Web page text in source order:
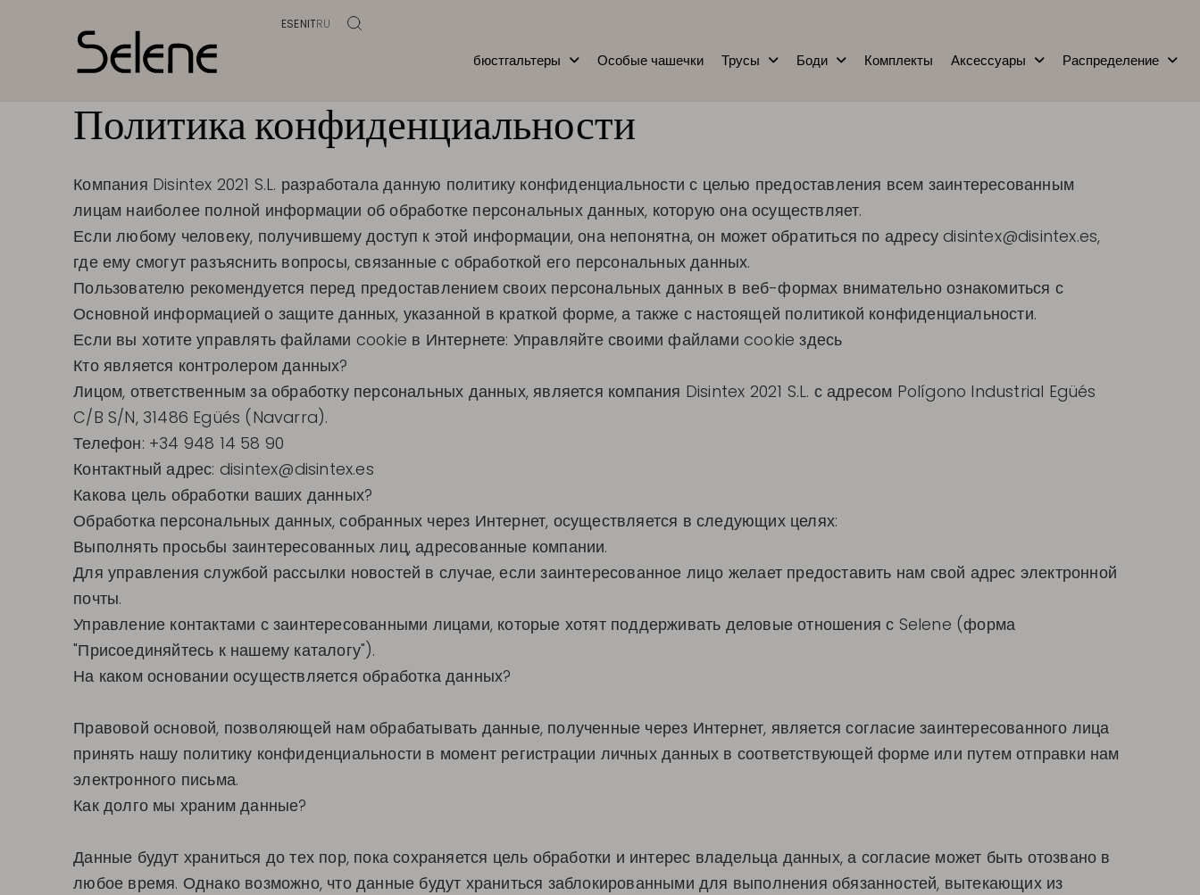
ESENITRU
бюстгальтеры Особые чашечки Трусы Боди Комплекты Аксессуары Распределение
Политика конфиденциальности
Компания Disintex 2021 S.L. разработала данную политику конфиденциальности с целью предоставления всем заинтересованным
лицам наиболее полной информации об обработке персональных данных, которую она осуществляет.
Если любому человеку, получившему доступ к этой информации, она непонятна, он может обратиться по адресу disintex@disintex.es,
где ему смогут разъяснить вопросы, связанные с обработкой его персональных данных.
Пользователю рекомендуется перед предоставлением своих персональных данных в веб-формах внимательно ознакомиться с
Основной информацией о защите данных, указанной в краткой форме, а также с настоящей политикой конфиденциальности.
Если вы хотите управлять файлами cookie в Интернете: Управляйте своими файлами cookie здесь
Кто является контролером данных?
Лицом, ответственным за обработку персональных данных, является компания Disintex 2021 S.L. с адресом Polígono Industrial Egüés
C/B S/N, 31486 Egüés (Navarra).
Телефон: +34 948 14 58 90
Контактный адрес: disintex@disintex.es
Какова цель обработки ваших данных?
Обработка персональных данных, собранных через Интернет, осуществляется в следующих целях:
Выполнять просьбы заинтересованных лиц, адресованные компании.
Для управления службой рассылки новостей в случае, если заинтересованное лицо желает предоставить нам свой адрес электронной
почты.
Управление контактами с заинтересованными лицами, которые хотят поддерживать деловые отношения с Selene (форма
"Присоединяйтесь к нашему каталогу").
На каком основании осуществляется обработка данных?
Правовой основой, позволяющей нам обрабатывать данные, полученные через Интернет, является согласие заинтересованного лица
принять нашу политику конфиденциальности в момент регистрации личных данных в соответствующей форме или путем отправки нам
электронного письма.
Как долго мы храним данные?
Данные будут храниться до тех пор, пока сохраняется цель обработки и интерес владельца данных, а согласие может быть отозвано в
любое время. Однако возможно, что данные будут храниться заблокированными для выполнения обязанностей, вытекающих из